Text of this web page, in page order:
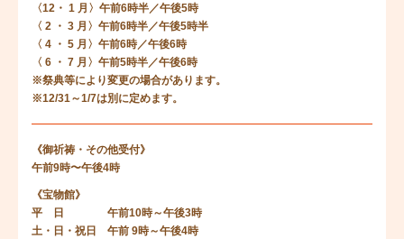
〈12・ 1 月〉午前6時半／午後5時
〈 2 ・ 3 月〉午前6時半／午後5時半
〈 4 ・ 5 月〉午前6時／午後6時
〈 6 ・ 7 月〉午前5時半／午後6時
※祭典等により変更の場合があります。
※12/31～1/7は別に定めます。
《御祈祷・その他受付》
午前9時〜午後4時
《宝物館》
平 日 午前10時～午後3時
土・日・祝日 午前 9時～午後4時